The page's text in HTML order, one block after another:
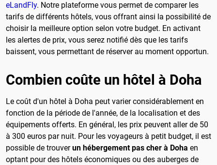
eLandFly. Notre plateforme vous permet de comparer les
tarifs de différents hôtels, vous offrant ainsi la possibilité de
choisir la meilleure option selon votre budget. En activant
les alertes de prix, vous serez notifié dès que les tarifs
baissent, vous permettant de réserver au moment opportun.
Combien coûte un hôtel à Doha
Le coût d'un hôtel à Doha peut varier considérablement en
fonction de la période de l'année, de la localisation et des
équipements offerts. En général, les prix peuvent aller de 50
à 300 euros par nuit. Pour les voyageurs à petit budget, il est
possible de trouverun hébergement pas cher à Doha en
optant pour des hôtels économiques ou des auberges de